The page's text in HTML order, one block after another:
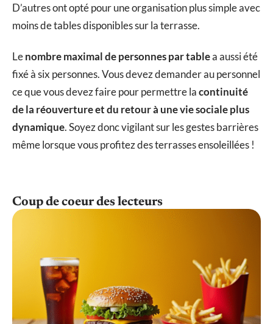
D’autres ont opté pour une organisation plus simple avec
moins de tables disponibles sur la terrasse.
Lenombre maximal de personnes par tablea aussi été
fixé à six personnes. Vous devez demander au personnel
ce que vous devez faire pour permettre lacontinuité
de la réouverture et du retour à une vie sociale plus
dynamique. Soyez donc vigilant sur les gestes barrières
même lorsque vous profitez des terrasses ensoleillées !
Coup de coeur des lecteurs